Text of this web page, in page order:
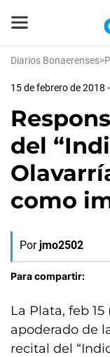
Diarios Bonaerenses>
15 de febrero de 2018
del
como
Por jmo2502
Para compartir:
La Plata, feb
apoderado de
recital del